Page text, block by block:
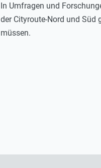
In Umfragen und
der Cityroute-Nord und Süd
müssen.